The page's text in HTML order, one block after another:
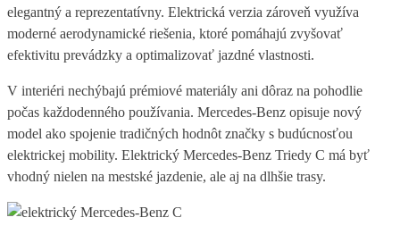
elegantný a reprezentatívny. Elektrická verzia zároveň využíva
moderné aerodynamické riešenia, ktoré pomáhajú zvyšovať
efektivitu prevádzky a optimalizovať jazdné vlastnosti.
V interiéri nechýbajú prémiové materiály ani dôraz na pohodlie
počas každodenného používania. Mercedes-Benz opisuje nový
model ako spojenie tradičných hodnôt značky s budúcnosťou
elektrickej mobility. Elektrický Mercedes-Benz Triedy C má byť
vhodný nielen na mestské jazdenie, ale aj na dlhšie trasy.